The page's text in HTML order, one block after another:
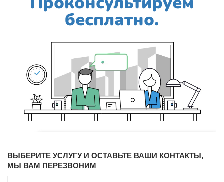
бесплатно.
ВЫБЕРИТЕ УСЛУГУ И ОСТАВЬТЕ ВАШИ КОНТАКТЫ,
МЫ ВАМ ПЕРЕЗВОНИМ